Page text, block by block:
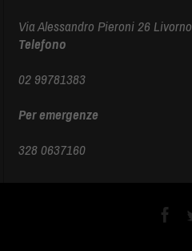
Via Alessandro Pieroni 26 Livorno
Telefono
02 99781383
Per emergenze
328 0637160